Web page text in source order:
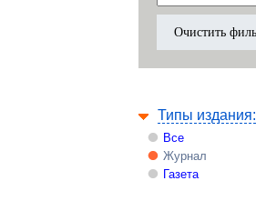
Типы издания:
Все
Журнал
Газета